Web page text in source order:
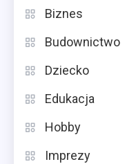
Biznes
Budownictwo
Dziecko
Edukacja
Hobby
Imprezy